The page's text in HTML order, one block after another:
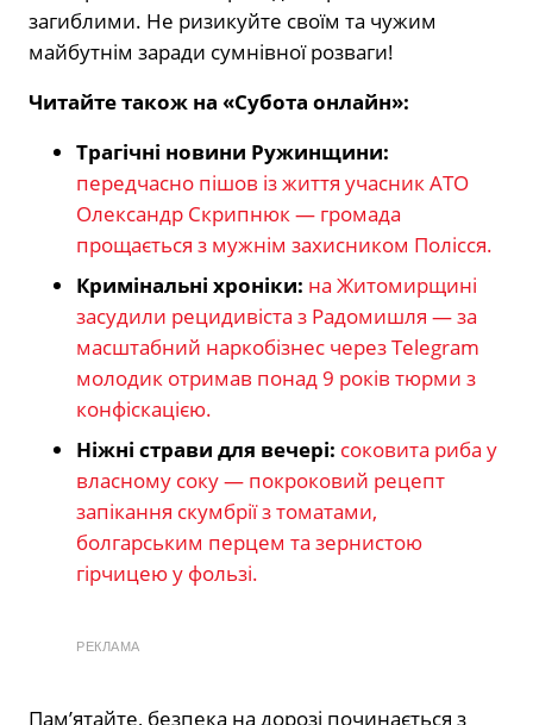
загиблими. Не ризикуйте своїм та чужим
майбутнім заради сумнівної розваги!
Читайте також на «Субота онлайн»:
Трагічні новини Ружинщини:
передчасно пішов із життя учасник АТО
Олександр Скрипнюк — громада
прощається з мужнім захисником Полісся.
Кримінальні хроніки: на Житомирщині
засудили рецидивіста з Радомишля — за
масштабний наркобізнес через Telegram
молодик отримав понад 9 років тюрми з
конфіскацією.
Ніжні страви для вечері: соковита риба у
власному соку — покроковий рецепт
запікання скумбрії з томатами,
болгарським перцем та зернистою
гірчицею у фользі.
РЕКЛАМА
Пам’ятайте, безпека на дорозі починається з